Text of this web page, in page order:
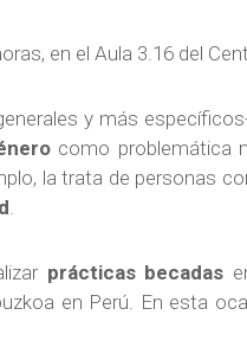
en el Aula 3.16 del
y más
como problemática
la trata de personas
.
prácticas becadas
en Perú. En esta